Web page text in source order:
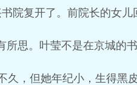
院复开了。前院长的女
思。叶莹不是在京城的
久，但她年纪小，生得黑